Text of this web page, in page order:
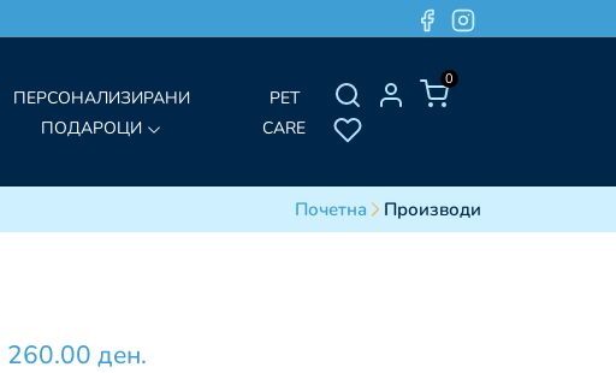
0
ПЕРСОНАЛИЗИРАНИ
ПОДАРОЦИ
PET
CARE
Почетна Производи
260.00 ден.